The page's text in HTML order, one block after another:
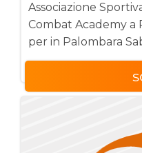
Associazione
Combat Academy a
per in Palombara Sabina (RM) - VIA XXIV
MAGGIO 20, 18